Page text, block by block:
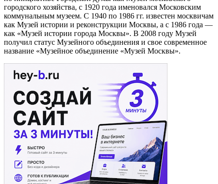
городского хозяйства, с 1920 года именовался Московским
коммунальным музеем. С 1940 по 1986 гг. известен москвичам
как Музей истории и реконструкции Москвы, а с 1986 года —
как «Музей истории города Москвы». В 2008 году Музей
получил статус Музейного объединения и свое современное
название «Музейное объединение «Музей Москвы».